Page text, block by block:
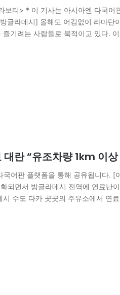
보티> * 이 기사는 아시아엔 다국
글라데시] 올해도 어김없이 라마
즐기려는 사람들로 북적이고 있다.
대란 “유조차량 1km 이
국어판 플랫폼을 통해 공유됩니다.
되면서 방글라데시 전역에 연료난
시 수도 다카 곳곳의 주유소에서 연